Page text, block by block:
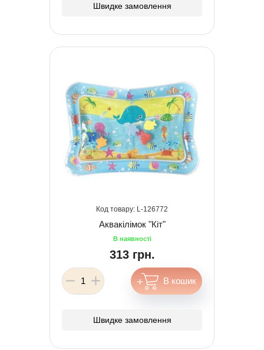
Швидке замовлення
126772
Аквакілімок "Кіт"
313 грн.
Швидке замовлення